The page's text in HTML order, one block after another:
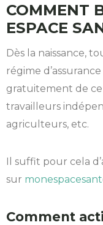
COMMENT
ESPACE
Dès la naissance,
régime
gratuitement de ce
travailleurs
agriculteurs, etc.
Il suffit pour cela
sur
Comment